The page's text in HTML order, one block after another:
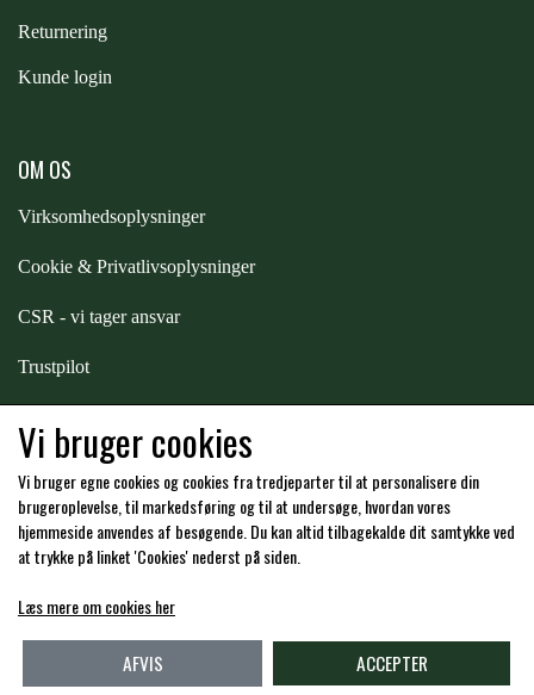
PREMIER EQUINE INSEKTBESKYTTELSE
Returnering
Kunde login
OM OS
Virksomhedsoplysninger
Cookie & Privatlivsoplysninger
CSR - vi tager ansvar
Trustpilot
Hos os kan du betale med:
Vi bruger cookies
Vi bruger egne cookies og cookies fra tredjeparter til at personalisere din
brugeroplevelse, til markedsføring og til at undersøge, hvordan vores
hjemmeside anvendes af besøgende. Du kan altid tilbagekalde dit samtykke ved
at trykke på linket 'Cookies' nederst på siden.
Læs mere om cookies her
AFVIS ACCEPTER